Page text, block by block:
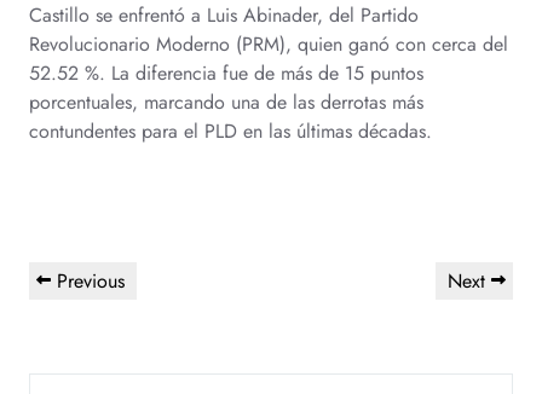
Castillo se enfrentó a Luis Abinader, del Partido
Revolucionario Moderno (PRM), quien ganó con cerca del
52.52 %. La diferencia fue de más de 15 puntos
porcentuales, marcando una de las derrotas más
contundentes para el PLD en las últimas décadas.
Previous Next